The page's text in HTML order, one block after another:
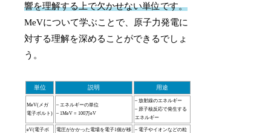
響を理解する上で欠かせない単位です。
MeVについて学ぶことで、原子力発電に
対する理解を深めることができるでしょ
う。
単位 説明 用途
MeV(メガ
電子ボルト)
– エネルギーの単位
– 1MeV = 100万eV
– 放射線のエネルギー
– 原子核反応で発生する
エネルギー
eV(電子ボ
電圧がかかった電場を電子1個が移
– 電子やイオンなどの粒